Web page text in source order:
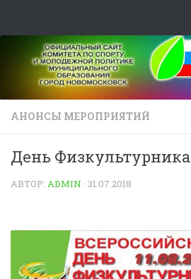
АНОНСЫ МЕРОПРИЯТИЙ
День Физкультурника
АВТОР: ADMIN · 31.07.2018